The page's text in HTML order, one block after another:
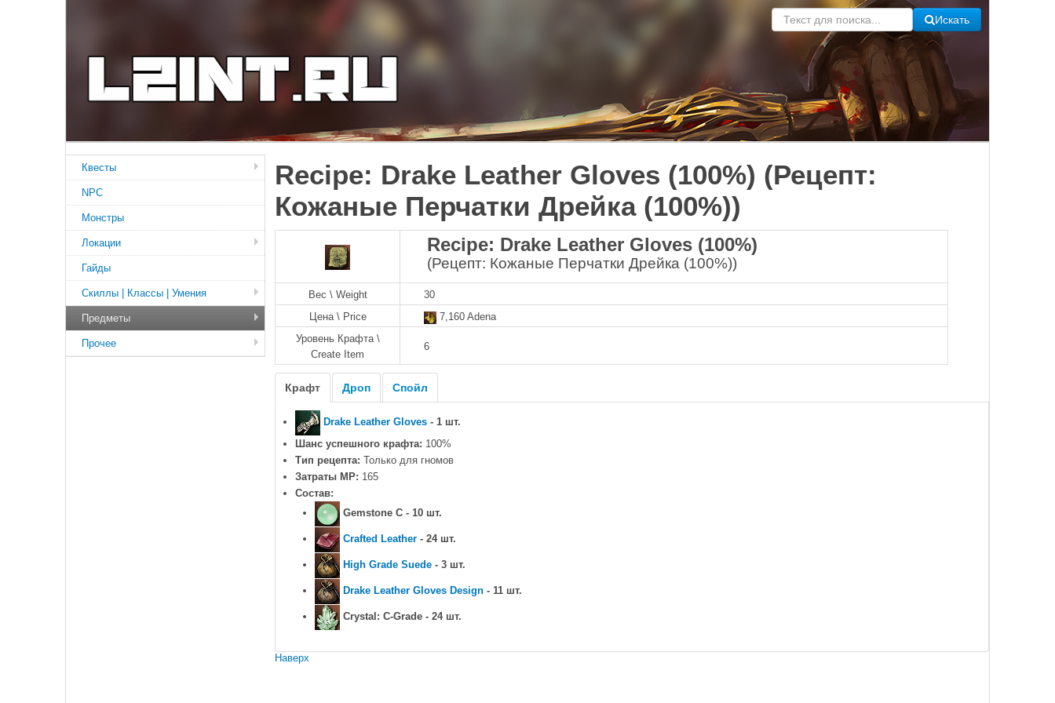
Искать
Recipe: Drake Leather Gloves (100%) (Рецепт:
Кожаные Перчатки Дрейка (100%))
Recipe: Drake Leather Gloves (100%)
(Рецепт: Кожаные Перчатки Дрейка (100%))
Вес \ Weight
30
Цена \ Price
7,160 Adena
Уровень Крафта \
Create Item
6
Крафт Дроп Спойл
Drake Leather Gloves - 1 шт.
Шанс успешного крафта: 100%
Тип рецепта: Только для гномов
Затраты MP: 165
Состав:
Gemstone C - 10 шт.
Crafted Leather - 24 шт.
High Grade Suede - 3 шт.
Drake Leather Gloves Design - 11 шт.
Crystal: C-Grade - 24 шт.
Наверх
Квесты
NPC
Монстры
Локации
Гайды
Скиллы | Классы | Умения
Предметы
Прочее